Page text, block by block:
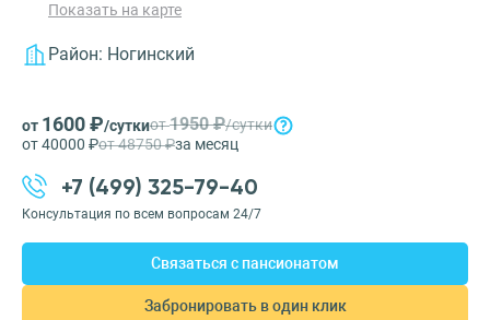
Показать на карте
Район: Ногинский
от 1600 ₽/суткиот1950 ₽/сутки
от 40000 ₽от 48750 ₽за месяц
+7 (499) 325-79-40
Консультация по всем вопросам 24/7
Связаться с пансионатом
Забронировать в один клик